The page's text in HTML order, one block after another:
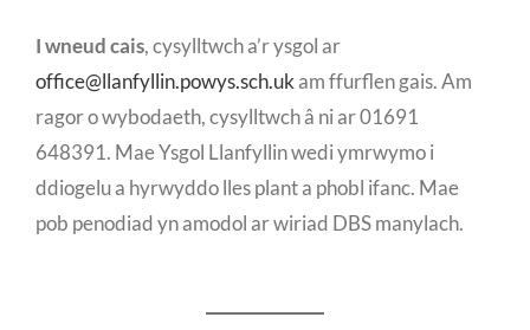
I wneud cais, cysylltwch a’r ysgol ar
office@llanfyllin.powys.sch.ukam ffurflen gais. Am
ragor o wybodaeth, cysylltwch â ni ar 01691
648391. Mae Ysgol Llanfyllin wedi ymrwymo i
ddiogelu a hyrwyddo lles plant a phobl ifanc. Mae
pob penodiad yn amodol ar wiriad DBS manylach.